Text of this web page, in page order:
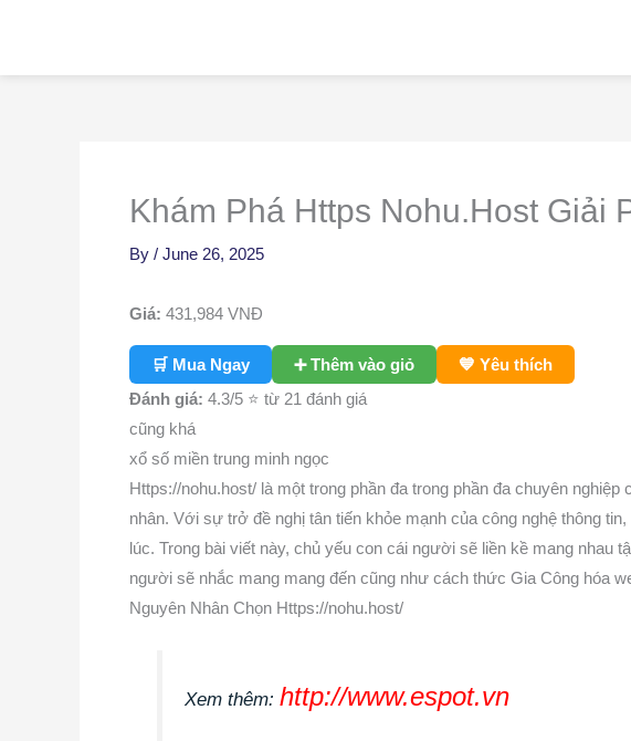
content
Khám Phá Https Nohu.Host Giải
By / June 26, 2025
Giá: 431,984 VNĐ
🛒 Mua Ngay ➕ Thêm vào giỏ
💙 Yêu thích
Đánh giá: 4.3/5 ⭐ từ 21 đánh giá
cũng khá
xổ số miền trung minh ngọc
Https://nohu.host/ là một trong phần đa trong phần đa chuyên
nhân. Với sự trở đề nghị tân tiến khỏe mạnh của công nghệ thông
lúc. Trong bài viết này, chủ yếu con cái người sẽ liền kề mang nhau
người sẽ nhắc mang mang đến cũng như cách thức Gia Công hóa
Nguyên Nhân Chọn Https://nohu.host/
Xem thêm: http://www.espot.vn